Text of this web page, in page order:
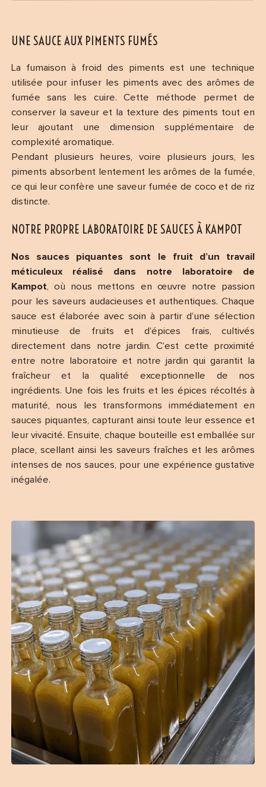
UNE SAUCE AUX PIMENTS FUMÉS
La fumaison à froid des piments est une technique
utilisée pour infuser les piments avec des arômes de
fumée sans les cuire. Cette méthode permet de
conserver la saveur et la texture des piments tout en
leur ajoutant une dimension supplémentaire de
complexité aromatique.
Pendant plusieurs heures, voire plusieurs jours, les
piments absorbent lentement les arômes de la fumée,
ce qui leur confère une saveur fumée de coco et de riz
distincte.
NOTRE PROPRE LABORATOIRE DE SAUCES À KAMPOT
Nos sauces piquantes sont le fruit d’un travail
méticuleux réalisé dans notre laboratoire de
Kampot, où nous mettons en œuvre notre passion
pour les saveurs audacieuses et authentiques. Chaque
sauce est élaborée avec soin à partir d’une sélection
minutieuse de fruits et d’épices frais, cultivés
directement dans notre jardin. C’est cette proximité
entre notre laboratoire et notre jardin qui garantit la
fraîcheur et la qualité exceptionnelle de nos
ingrédients. Une fois les fruits et les épices récoltés à
maturité, nous les transformons immédiatement en
sauces piquantes, capturant ainsi toute leur essence et
leur vivacité. Ensuite, chaque bouteille est emballée sur
place, scellant ainsi les saveurs fraîches et les arômes
intenses de nos sauces, pour une expérience gustative
inégalée.